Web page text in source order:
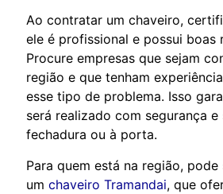
Ao contratar um chaveiro,
ele é profissional e possui boas
Procure empresas que sejam
região e que tenham
esse tipo de problema. Isso
será realizado com segurança e
fechadura ou à porta.
Para quem está na região,
um chaveiro Tramandai, que